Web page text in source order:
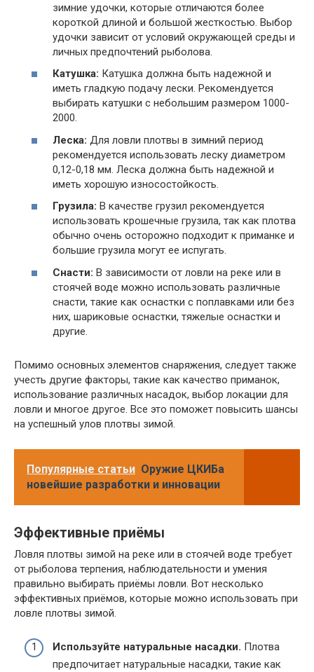
зимние удочки, которые отличаются более
короткой длиной и большой жесткостью. Выбор
удочки зависит от условий окружающей среды и
личных предпочтений рыболова.
Катушка: Катушка должна быть надежной и
иметь гладкую подачу лески. Рекомендуется
выбирать катушки с небольшим размером 1000-
2000.
Леска: Для ловли плотвы в зимний период
рекомендуется использовать леску диаметром
0,12-0,18 мм. Леска должна быть надежной и
иметь хорошую износостойкость.
Грузила: В качестве грузил рекомендуется
использовать крошечные грузила, так как плотва
обычно очень осторожно подходит к приманке и
большие грузила могут ее испугать.
Снасти: В зависимости от ловли на реке или в
стоячей воде можно использовать различные
снасти, такие как оснастки с поплавками или без
них, шариковые оснастки, тяжелые оснастки и
другие.
Помимо основных элементов снаряжения, следует также
учесть другие факторы, такие как качество приманок,
использование различных насадок, выбор локации для
ловли и многое другое. Все это поможет повысить шансы
на успешный улов плотвы зимой.
Популярные статьи Оружие ЦКИБа
новейшие разработки и инновации
Эффективные приёмы
Ловля плотвы зимой на реке или в стоячей воде требует
от рыболова терпения, наблюдательности и умения
правильно выбирать приёмы ловли. Вот несколько
эффективных приёмов, которые можно использовать при
ловле плотвы зимой.
Используйте натуральные насадки. Плотва
предпочитает натуральные насадки, такие как